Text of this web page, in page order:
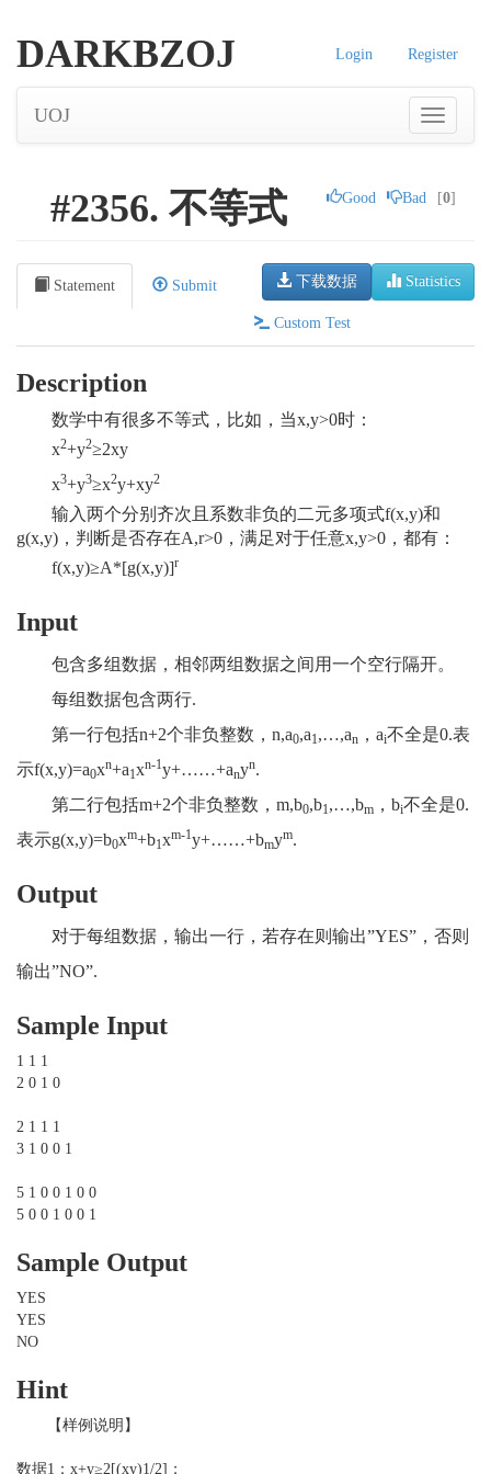
Login Register
DARKBZOJ
UOJ
Good Bad [0]
#2356. 不等式
Statistics
下载数据
Statement Submit
Custom Test
Description
数学中有很多不等式，比如，当x,y>0时：
x2+y2≥2xy
x3+y3≥x2y+xy2
输入两个分别齐次且系数非负的二元多项式f(x,y)和
g(x,y) ，判断是否存在A,r>0 ，满足对于任意x,y>0 ，都有：
f(x,y)≥A*[g(x,y)]r
Input
包含多组数据，相邻两组数据之间用一个空行隔开。
每组数据包含两行.
第一行包括n+2个非负整数，n,a0,a1,…,an ，ai不全是0.表
示f(x,y)=a0xn+a1xn-1y+……+anyn.
第二行包括m+2个非负整数 ，m,b0,b1,…,bm ，bi不全是0.
表示g(x,y)=b0xm+b1xm-1y+……+bmym.
Output
对于每组数据，输出一行，若存在则输出”YES” ，否则
输出”NO”.
Sample Input
1 1 1
2 0 1 0
2 1 1 1
3 1 0 0 1
5 1 0 0 1 0 0
5 0 0 1 0 0 1
Sample Output
YES
YES
NO
Hint
【样例说明】
数据1：x+y≥2[(xy)1/2]；